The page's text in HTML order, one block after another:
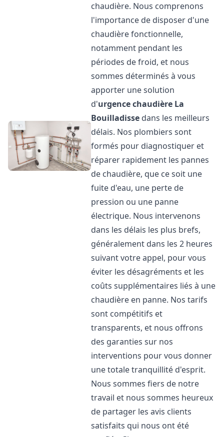
chaudière. Nous comprenons
l'importance de disposer d'une
chaudière fonctionnelle,
notamment pendant les
périodes de froid, et nous
sommes déterminés à vous
apporter une solution
d'urgence chaudière La
Bouilladisse dans les meilleurs
délais. Nos plombiers sont
formés pour diagnostiquer et
réparer rapidement les pannes
de chaudière, que ce soit une
fuite d'eau, une perte de
pression ou une panne
électrique. Nous intervenons
dans les délais les plus brefs,
généralement dans les 2 heures
suivant votre appel, pour vous
éviter les désagréments et les
coûts supplémentaires liés à une
chaudière en panne. Nos tarifs
sont compétitifs et
transparents, et nous offrons
des garanties sur nos
interventions pour vous donner
une totale tranquillité d'esprit.
Nous sommes fiers de notre
travail et nous sommes heureux
de partager les avis clients
satisfaits qui nous ont été